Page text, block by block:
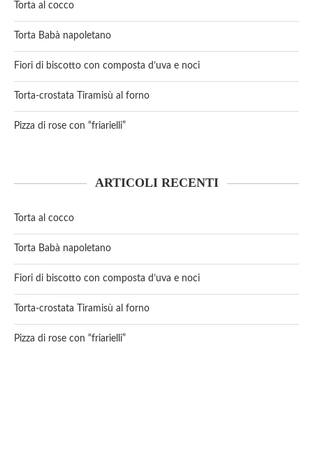
Torta al cocco
Torta Babà napoletano
Fiori di biscotto con composta d’uva e noci
Torta-crostata Tiramisù al forno
Pizza di rose con “friarielli”
ARTICOLI RECENTI
Torta al cocco
Torta Babà napoletano
Fiori di biscotto con composta d’uva e noci
Torta-crostata Tiramisù al forno
Pizza di rose con “friarielli”